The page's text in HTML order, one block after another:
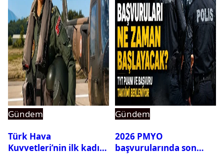
Gündem
Türk Hava
Kuvvetleri’nin ilk kadın
Gündem
2026 PMYO
başvurularında son